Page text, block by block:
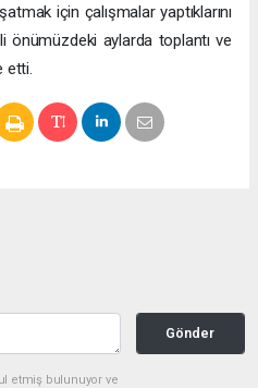
için çalışmalar yaptıklarını
önümüzdeki aylarda toplantı ve
etti.
Gönder
etmiş bulunuyor ve